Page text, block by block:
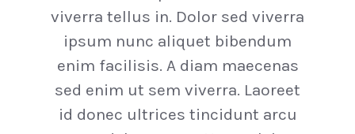
viverra tellus in. Dolor sed viverra
ipsum nunc aliquet bibendum
enim facilisis. A diam maecenas
sed enim ut sem viverra. Laoreet
id donec ultrices tincidunt arcu